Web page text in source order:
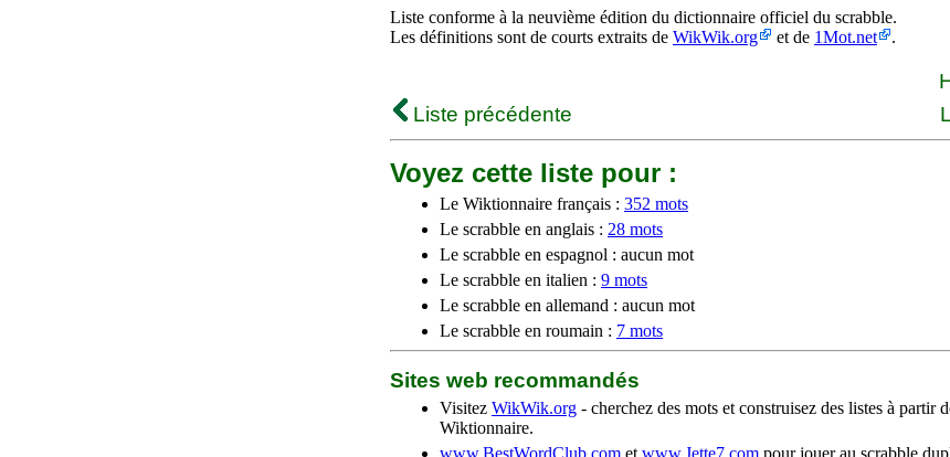
Liste conforme à la neuvième édition du dictionnaire officiel du scrabble.
Les définitions sont de courts extraits de WikWik.org et de 1Mot.net .
Liste précédente
Voyez cette liste pour :
Le Wiktionnaire français : 352 mots
Le scrabble en anglais : 28 mots
Le scrabble en espagnol : aucun mot
Le scrabble en italien : 9 mots
Le scrabble en allemand : aucun mot
Le scrabble en roumain : 7 mots
Sites web recommandés
Visitez WikWik.org - cherchez des mots et construisez des listes à partir
Wiktionnaire.
www.BestWordClub.com et www.Jette7.com pour jouer au scrabble